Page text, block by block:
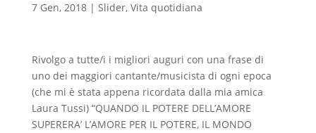
7 Gen, 2018| Slider, Vita quotidiana
Rivolgo a tutte/i i migliori auguri con una frase di
uno dei maggiori cantante/musicista di ogni epoca
(che mi è stata appena ricordata dalla mia amica
Laura Tussi) “QUANDO IL POTERE DELL’AMORE
SUPERERA’ L’AMORE PER IL POTERE, IL MONDO